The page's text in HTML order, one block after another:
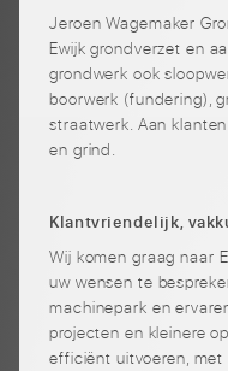
Jeroen Wagemaker
Ewijk grondverzet en
grondwerk ook
boorwerk (fundering),
straatwerk. Aan
en grind.
Klantvriendelijk,
Wij komen graag naar
uw wensen te
machinepark en
projecten en kleinere
efficiënt uitvoeren, met